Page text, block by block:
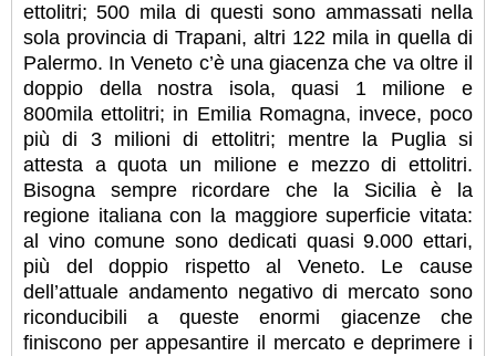
ettolitri; 500 mila di questi sono ammassati nella
sola provincia di Trapani, altri 122 mila in quella di
Palermo. In Veneto c’è una giacenza che va oltre il
doppio della nostra isola, quasi 1 milione e
800mila ettolitri; in Emilia Romagna, invece, poco
più di 3 milioni di ettolitri; mentre la Puglia si
attesta a quota un milione e mezzo di ettolitri.
Bisogna sempre ricordare che la Sicilia è la
regione italiana con la maggiore superficie vitata:
al vino comune sono dedicati quasi 9.000 ettari,
più del doppio rispetto al Veneto. Le cause
dell’attuale andamento negativo di mercato sono
riconducibili a queste enormi giacenze che
finiscono per appesantire il mercato e deprimere i